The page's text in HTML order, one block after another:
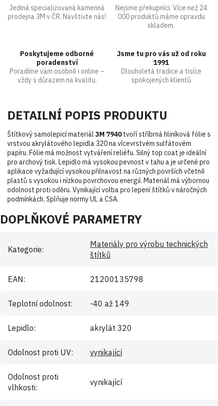
Jediná specializovaná kamenná
prodejna 3M v ČR. Navštivte nás!
Nejsme překupníci. Více než 24
000 produktů máme opravdu
skladem.
Poskytujeme odborné
poradenství
Poradíme vám osobně i online –
vždy s důrazem na kvalitu.
Jsme tu pro vás už od roku
1991
Dlouholetá tradice a tisíce
spokojených klientů
DETAILNÍ POPIS PRODUKTU
Štítkový samolepicí materiál 3M 7940tvoří stříbrná hliníková fólie s
vrstvou akrylátového lepidla 320 na vícevrstvém sulfátovém
papíru. Fólie má možnost vytváření reliéfu. Silný top coat je ideální
pro archový tisk. Lepidlo má vysokou pevnost v tahu a je určené pro
aplikace vyžadující vysokou přilnavost na různých površích včetně
plastů s vysokou i nízkou povrchovou energií. Materiál má výbornou
odolnost proti oděru. Vynikající volba pro lepení štítků v náročných
podmínkách. Splňuje normy UL a CSA.
DOPLŇKOVÉ PARAMETRY
Kategorie:
Materiály pro výrobu technických
štítků
EAN: 21200135798
Teplotní odolnost: -40 až 149
Lepidlo: akrylát 320
Odolnost proti UV: vynikající
Odolnost proti
vlhkosti:
vynikající